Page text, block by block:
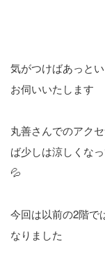
気がつけばあっと
お伺いいたします
丸善さんでのアク
ば少しは涼しくな
💦
今回は以前の2階で
なりました